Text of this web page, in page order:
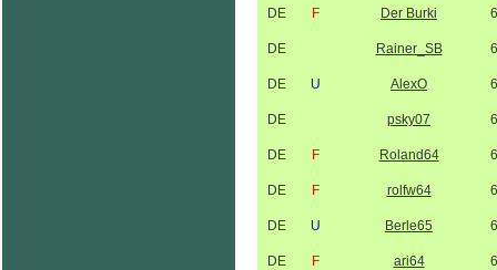
DE F Der Burki
DE Rainer_SB
DE U AlexO
DE psky07
DE F Roland64
DE F rolfw64
DE U Berle65
DE F ari64